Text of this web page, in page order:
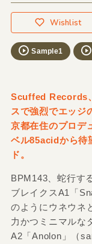
Wishlist
Sample1
Scuffed Records
スで強烈でエッジ
京都在住のプロデ
ベル85acidから待
ド。
BPM143、蛇行す
ブレイクスA1「
のようにウネウネ
力かつミニマルな
A2「Anolon」（